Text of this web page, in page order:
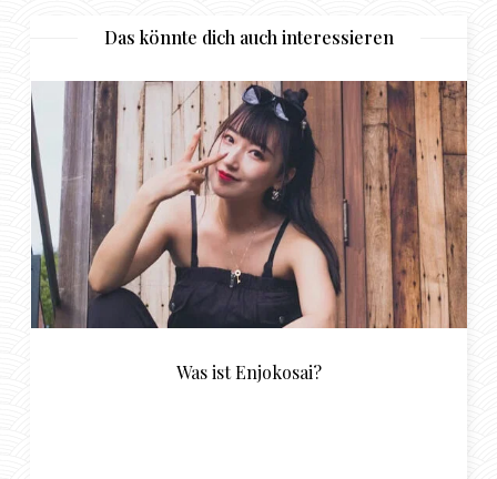
Das könnte dich auch interessieren
Wie finde ich einen Sugar Daddy in